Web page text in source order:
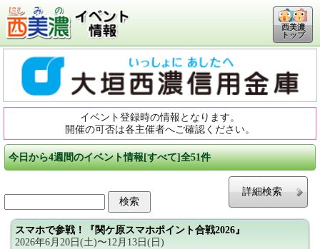
西美濃
トップ
イベント登録時の情報となります。
開催の可否は各主催者へご確認ください。
今日から4週間のイベント情報[すべて]全51件
詳細検索
スマホで参戦！『関ケ原スマホポイント合戦2026』
2026年6月20日(土)〜12月13日(日)